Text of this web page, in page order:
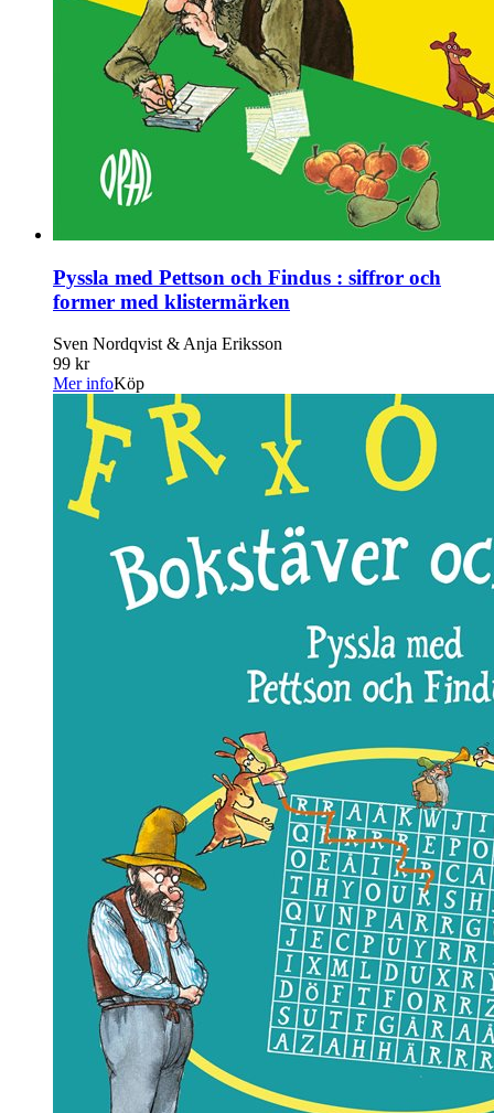
Pyssla med Pettson och Findus : siffror och
former med klistermärken
Sven Nordqvist & Anja Eriksson
99 kr
Mer infoKöp